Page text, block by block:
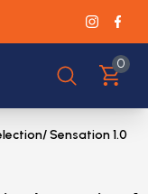
0
Sensation 1.0